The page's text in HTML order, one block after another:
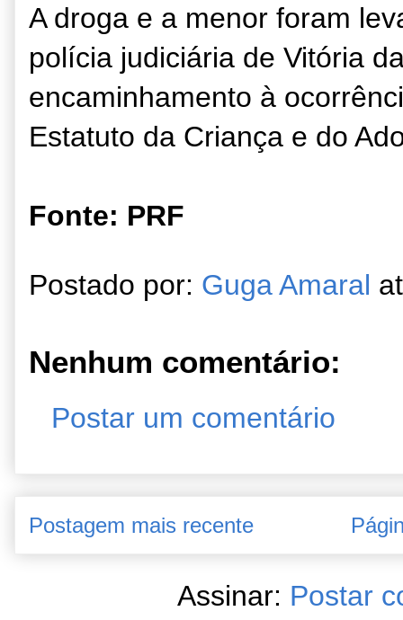
A droga e a menor foram
polícia judiciária de Vitória
encaminhamento à
Estatuto da Criança e do
Fonte: PRF
Postado por: Guga Amaral
Nenhum comentário:
Postar um comentário
Postagem mais recente
Assinar: Postar